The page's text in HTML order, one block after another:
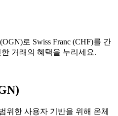
로 Swiss Franc (CHF)를 간
거래의 혜택을 누리세요.
위한 사용자 기반을 위해 온체